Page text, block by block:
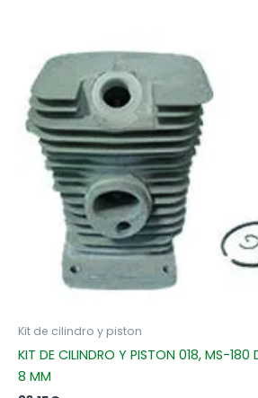
Kit de cilindro y piston
KIT DE CILINDRO Y PISTON 018, MS-
8 MM